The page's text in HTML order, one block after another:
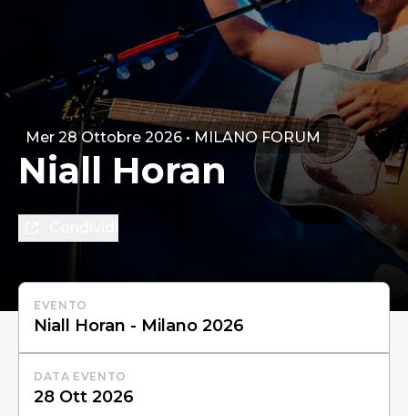
Mer 28 Ottobre 2026 • MILANO FORUM
Niall Horan
EVENTO
DATA EVENTO